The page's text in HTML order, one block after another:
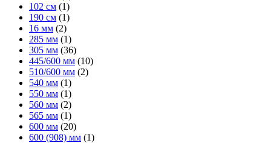
102 см (1)
190 см (1)
16 мм (2)
285 мм (1)
305 мм (36)
445/600 мм (10)
510/600 мм (2)
540 мм (1)
550 мм (1)
560 мм (2)
565 мм (1)
600 мм (20)
600 (908) мм (1)